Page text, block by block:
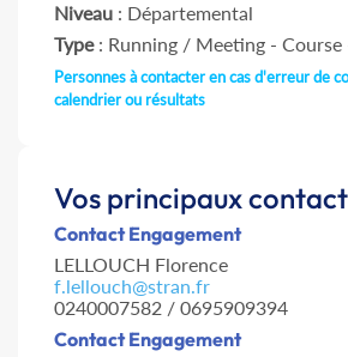
Niveau : Départemental
Type: Running / Meeting - Course
Personnes à contacter en cas d'erreur de
calendrier ou résultats
Vos principaux
Contact Engagement
LELLOUCH Florence
f.lellouch@stran.fr
0240007582 / 0695909394
Contact Engagement